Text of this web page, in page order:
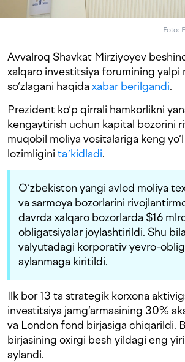
Foto:
Avvalroq Shavkat Mirziyoyev
xalqaro investitsiya forumining yalpi
so‘zlagani haqida xabar berilgandi.
Prezident ko‘p qirrali hamkorlikni
kengaytirish uchun kapital bozorini
muqobil moliya vositalariga keng
lozimligini taʼkidladi.
O‘zbekiston yangi avlod moliya
va sarmoya bozorlarini
davrda xalqaro bozorlarda $16
obligatsiyalar joylashtirildi. Shu
valyutadagi korporativ yevro-
aylanmaga kiritildi.
Ilk bor 13 ta strategik korxona
investitsiya jamg‘armasining 30%
va London fond birjasiga chiqarildi.
birjasining oxirgi besh yildagi eng
aylandi.